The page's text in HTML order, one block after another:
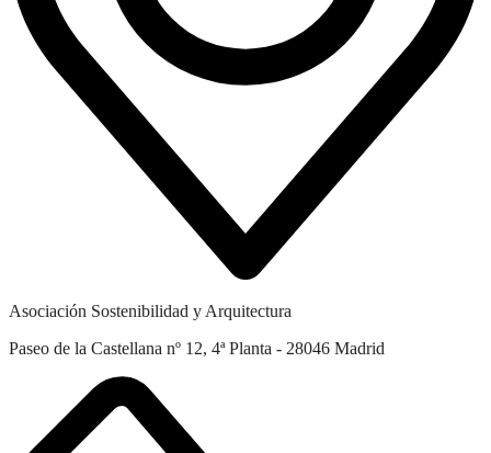
Asociación Sostenibilidad y Arquitectura
Paseo de la Castellana nº 12, 4ª Planta - 28046 Madrid